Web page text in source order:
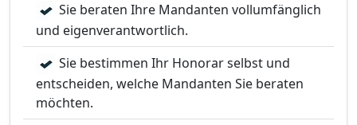
Sie beraten Ihre Mandanten vollumfänglich
und eigenverantwortlich.
Sie bestimmen Ihr Honorar selbst und
entscheiden, welche Mandanten Sie beraten
möchten.